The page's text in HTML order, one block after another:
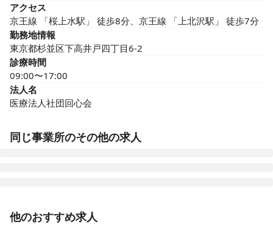
アクセス
京王線 「桜上水駅」 徒歩8分、京王線 「上北沢駅」 徒歩7分
勤務地情報
東京都杉並区下高井戸四丁目6-2
診療時間
09:00〜17:00
法人名
医療法人社団回心会
同じ事業所のその他の求人
准看護師 パート・アルバイト
※非常勤※【勤務日数相談可◎】「自分や自分の家族を
他のおすすめ求人